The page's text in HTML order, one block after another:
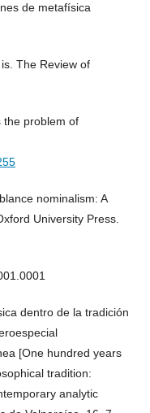
de metafísica
The Review of
the problem of
nominalism: A
University Press.
dentro de la tradición
[One hundred years
tradition:
analytic